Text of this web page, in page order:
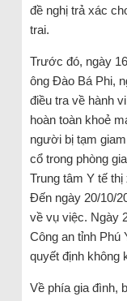
đề nghị trả xác
trai.
Trước đó, ngày
ông Đào Bá Phi,
điều tra về hành
hoàn toàn khoẻ
người bị tạm
cổ trong phòng
Trung tâm Y tế
Đến ngày 20/10/
về vụ việc. Ngày
Công an tỉnh Phú
quyết định không
Về phía gia đình,